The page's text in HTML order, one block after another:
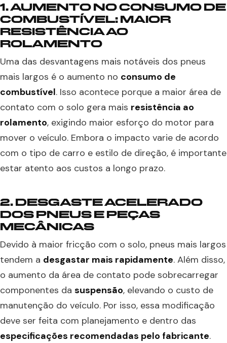
1. AUMENTO NO CONSUMO DE
COMBUSTÍVEL: MAIOR
RESISTÊNCIA AO
ROLAMENTO
Uma das desvantagens mais notáveis dos pneus
mais largos é o aumento no consumo de
combustível. Isso acontece porque a maior área de
contato com o solo gera mais resistência ao
rolamento, exigindo maior esforço do motor para
mover o veículo. Embora o impacto varie de acordo
com o tipo de carro e estilo de direção, é importante
estar atento aos custos a longo prazo.
2. DESGASTE ACELERADO
DOS PNEUS E PEÇAS
MECÂNICAS
Devido à maior fricção com o solo, pneus mais largos
tendem a desgastar mais rapidamente. Além disso,
o aumento da área de contato pode sobrecarregar
componentes da suspensão, elevando o custo de
manutenção do veículo. Por isso, essa modificação
deve ser feita com planejamento e dentro das
especificações recomendadas pelo fabricante.